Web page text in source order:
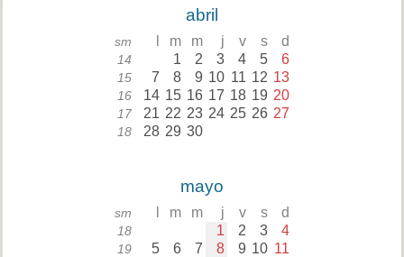
abril
sm m m j v s d
14 1 2 3 4 5 6
15 7 8 9 10 11 12 13
16 14 15 16 17 18 19 20
17 21 22 23 24 25 26 27
18 28 29 30
mayo
sm m m j v s d
18 1 2 3 4
19 5 6 7 8 9 10 11